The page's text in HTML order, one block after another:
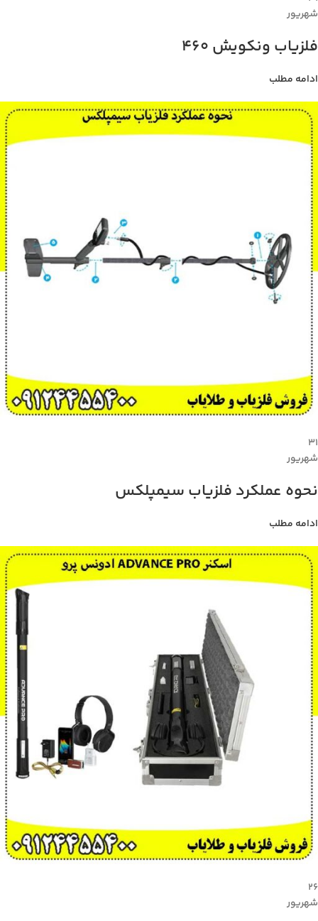
شهریور
فلزیاب ونکویش 460
ادامه مطلب
۳۱
شهریور
نحوه عملکرد فلزیاب سیمپلکس
ادامه مطلب
۲۶
شهریور